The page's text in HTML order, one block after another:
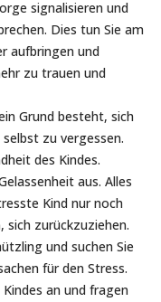
signalisieren und
Dies tun Sie am
aufbringen und
zu trauen und
Grund besteht, sich
zu vergessen.
des Kindes.
aus. Alles
Kind nur noch
sich zurückzuziehen.
und suchen Sie
für den Stress.
Kindes an und fragen